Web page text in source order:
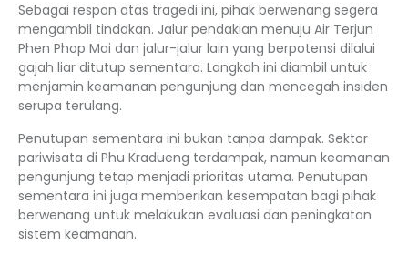
Sebagai respon atas tragedi ini, pihak berwenang segera
mengambil tindakan. Jalur pendakian menuju Air Terjun
Phen Phop Mai dan jalur-jalur lain yang berpotensi dilalui
gajah liar ditutup sementara. Langkah ini diambil untuk
menjamin keamanan pengunjung dan mencegah insiden
serupa terulang.
Penutupan sementara ini bukan tanpa dampak. Sektor
pariwisata di Phu Kradueng terdampak, namun keamanan
pengunjung tetap menjadi prioritas utama. Penutupan
sementara ini juga memberikan kesempatan bagi pihak
berwenang untuk melakukan evaluasi dan peningkatan
sistem keamanan.